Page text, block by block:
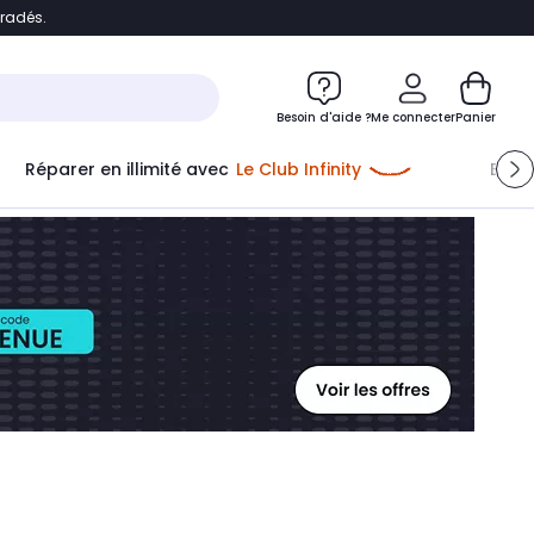
Besoin d'aide ?Me connecter
Me connecter
Nouveau clientCréer mon compte
ou me connecter avec
Panier
Réparer en illimité avec Le Club Infinity